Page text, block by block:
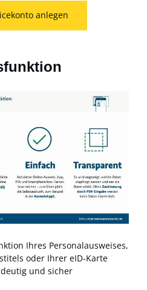
anlegen
Ihres Personalausweises,
oder Ihrer eID-Karte
und sicher